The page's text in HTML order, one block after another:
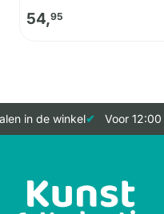
54,95
in de winkel Voor 12:00